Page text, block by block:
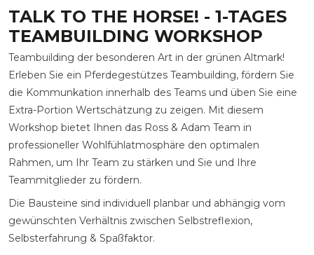
TALK TO THE HORSE! - 1-TAGES
TEAMBUILDING WORKSHOP
Teambuilding der besonderen Art in der grünen Altmark!
Erleben Sie ein Pferdegestützes Teambuilding, fördern Sie
die Kommunkation innerhalb des Teams und üben Sie eine
Extra-Portion Wertschätzung zu zeigen. Mit diesem
Workshop bietet Ihnen das Ross & Adam Team in
professioneller Wohlfühlatmosphäre den optimalen
Rahmen, um Ihr Team zu stärken und Sie und Ihre
Teammitglieder zu fördern.
Die Bausteine sind individuell planbar und abhängig vom
gewünschten Verhältnis zwischen Selbstreflexion,
Selbsterfahrung & Spaßfaktor.